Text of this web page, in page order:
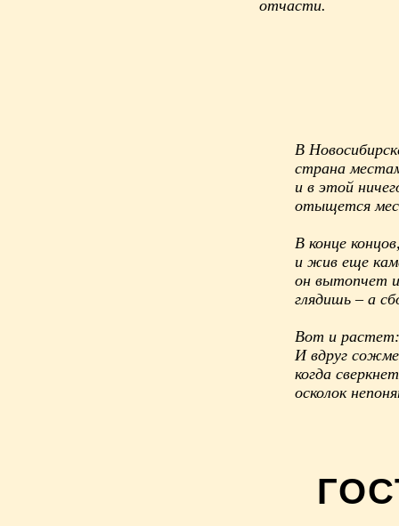
отчасти.
В
страна
и в этой
отыщется
В конце
и жив еще
он вытопчет
глядишь – а
Вот и растет:
И вдруг
когда
осколок